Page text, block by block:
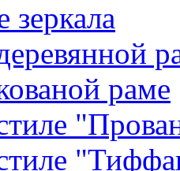
раме